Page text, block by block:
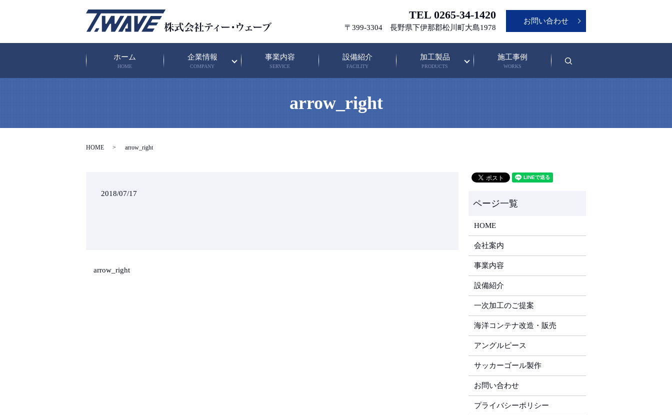
TEL 0265-34-1420
〒399-3304 長野県下伊那郡松川町大島1978
ホーム
HOME
企業情報
COMPANY
事業内容
SERVICE
設備紹介
FACILITY
加工製品
PRODUCTS
施工事例
WORKS
お問い合わせ
arrow_right
HOME arrow_right
2018/07/17
arrow_right
HOME
会社案内
事業内容
設備紹介
一次加工のご提案
海洋コンテナ改造・販売
アングルピース
サッカーゴール製作
お問い合わせ
プライバシーポリシー